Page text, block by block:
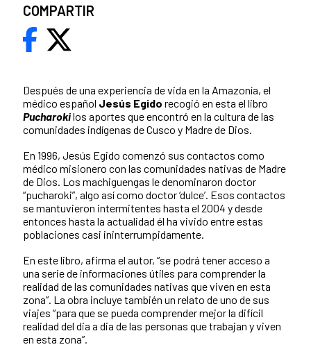
Después de una experiencia de vida en la Amazonía, el
médico español Jesús Egido recogió en esta el libro
Pucharokilos aportes que encontró en la cultura de las
comunidades indígenas de Cusco y Madre de Dios.
En 1996, Jesús Egido comenzó sus contactos como
médico misionero con las comunidades nativas de Madre
de Dios. Los machiguengas le denominaron doctor
“pucharoki”, algo así como doctor ‘dulce’. Esos contactos
se mantuvieron intermitentes hasta el 2004 y desde
entonces hasta la actualidad él ha vivido entre estas
poblaciones casi ininterrumpidamente.
En este libro, afirma el autor, “se podrá tener acceso a
una serie de informaciones útiles para comprender la
realidad de las comunidades nativas que viven en esta
zona”. La obra incluye también un relato de uno de sus
viajes “para que se pueda comprender mejor la difícil
realidad del dia a dia de las personas que trabajan y viven
en esta zona”.
COMPARTIR